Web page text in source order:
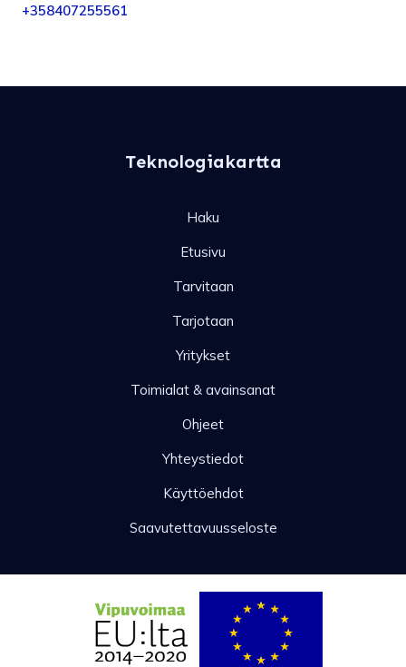
+358407255561
Teknologiakartta
Haku
Etusivu
Tarvitaan
Tarjotaan
Yritykset
Toimialat & avainsanat
Ohjeet
Yhteystiedot
Käyttöehdot
Saavutettavuusseloste